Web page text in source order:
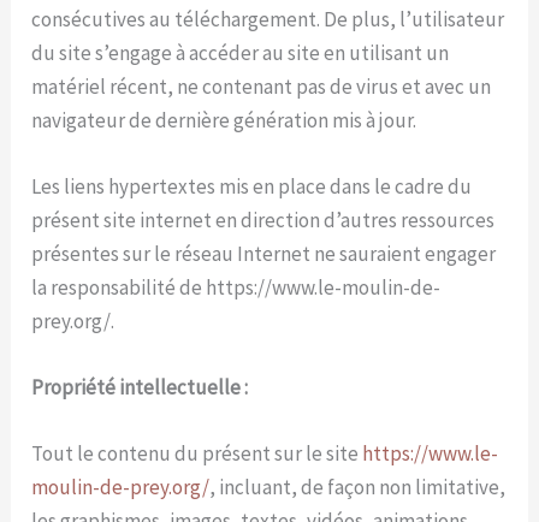
consécutives au téléchargement. De plus, l’utilisateur
du site s’engage à accéder au site en utilisant un
matériel récent, ne contenant pas de virus et avec un
navigateur de dernière génération mis à jour.
Les liens hypertextes mis en place dans le cadre du
présent site internet en direction d’autres ressources
présentes sur le réseau Internet ne sauraient engager
la responsabilité de https://www.le-moulin-de-
prey.org/.
Propriété intellectuelle :
Tout le contenu du présent sur le site https://www.le-
moulin-de-prey.org/, incluant, de façon non limitative,